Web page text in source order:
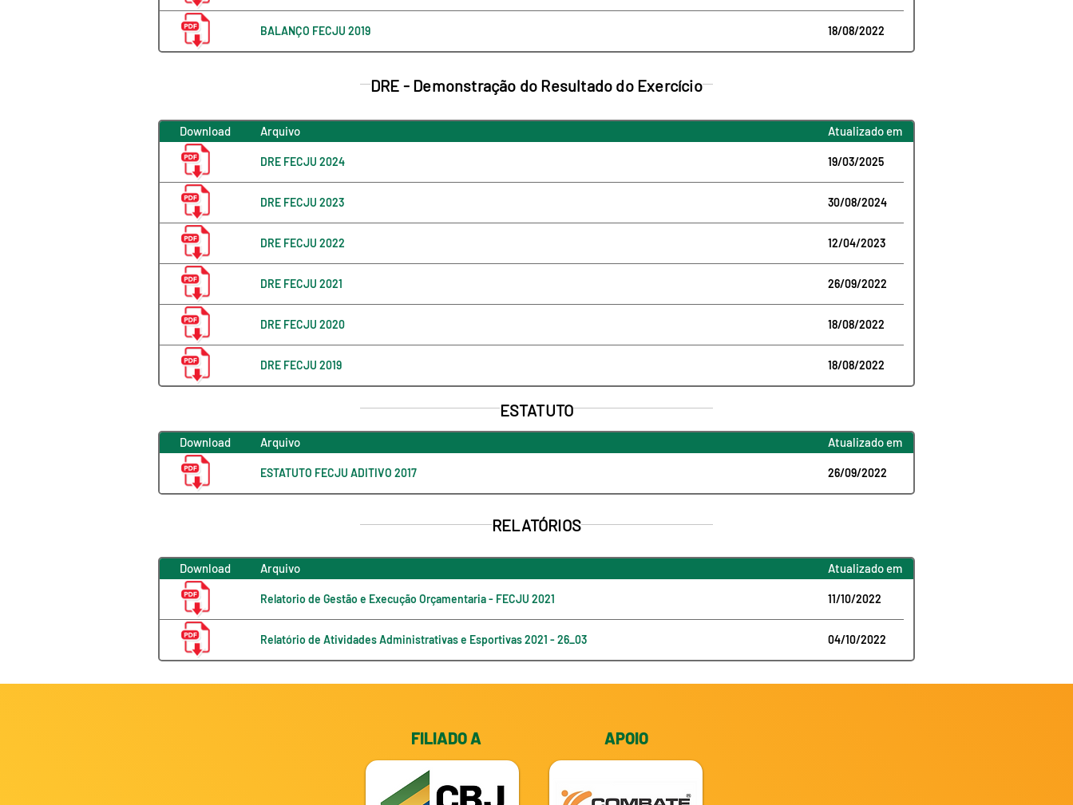
BALANÇO FECJU 2019 18/08/2022
DRE - Demonstração do Resultado do Exercício
Download Arquivo Atualizado em
DRE FECJU 2024 19/03/2025
DRE FECJU 2023 30/08/2024
DRE FECJU 2022 12/04/2023
DRE FECJU 2021 26/09/2022
DRE FECJU 2020 18/08/2022
DRE FECJU 2019 18/08/2022
ESTATUTO
Download Arquivo Atualizado em
ESTATUTO FECJU ADITIVO 2017 26/09/2022
RELATÓRIOS
Download Arquivo Atualizado em
Relatorio de Gestão e Execução Orçamentaria - FECJU 2021 11/10/2022
Relatório de Atividades Administrativas e Esportivas 2021 - 26_03 04/10/2022
APOIO
FILIADO A